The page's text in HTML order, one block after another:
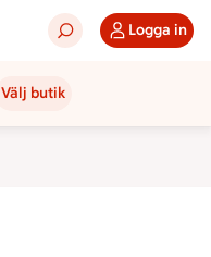
Logga in
Välj butik